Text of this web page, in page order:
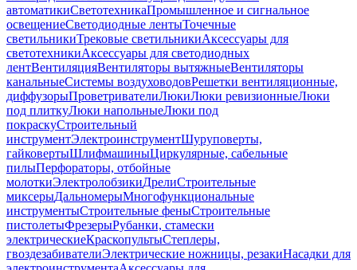
автоматикиСветотехникаПромышленное и сигнальное
освещениеСветодиодные лентыТочечные
светильникиТрековые светильникиАксессуары для
светотехникиАксессуары для светодиодных
лентВентиляцияВентиляторы вытяжныеВентиляторы
канальныеСистемы воздуховодовРешетки вентиляционные,
диффузорыПроветривателиЛюкиЛюки ревизионныеЛюки
под плиткуЛюки напольныеЛюки под
покраскуСтроительный
инструментЭлектроинструментШуруповерты,
гайковертыШлифмашиныЦиркулярные, сабельные
пилыПерфораторы, отбойные
молоткиЭлектролобзикиДрелиСтроительные
миксерыДальномерыМногофункциональные
инструментыСтроительные феныСтроительные
пистолетыФрезерыРубанки, стамески
электрическиеКраскопультыСтеплеры,
гвоздезабивателиЭлектрические ножницы, резакиНасадки для